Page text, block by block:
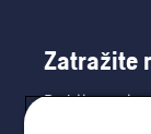
Zatražite
Dobijte